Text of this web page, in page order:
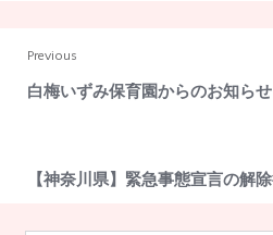
Previous
白梅いずみ保育園からのお知らせ